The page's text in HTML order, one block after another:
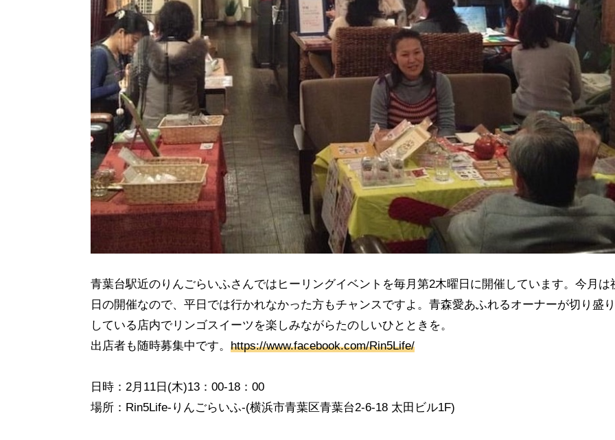
青葉台駅近のりんごらいふさんではヒーリングイベントを毎月第2木曜日に開催しています。今月は
日の開催なので、平日では行かれなかった方もチャンスですよ。青森愛あふれるオーナーが切り盛り
している店内でリンゴスイーツを楽しみながらたのしいひとときを。
出店者も随時募集中です。 https://www.facebook.com/Rin5Life/
日時： 2月 11 日 (木)13 ： 00-18 ： 00
場所： Rin5Life- りんごらいふ-(横浜市青葉区青葉台2-6-18 太田ビル1F)